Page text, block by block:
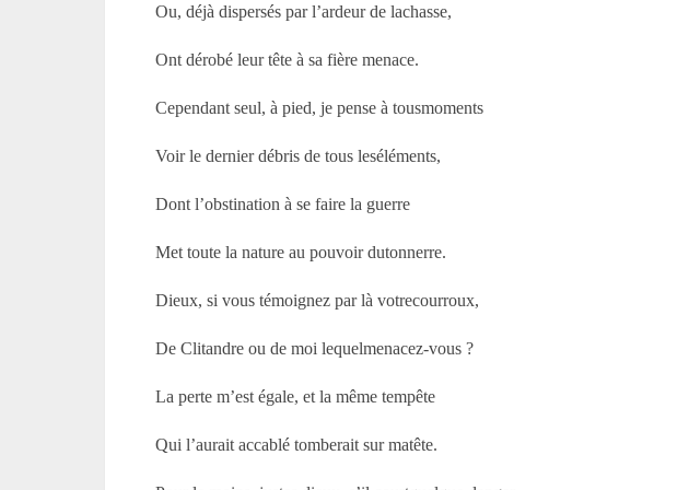
Ou, déjà dispersés par l’ardeur de lachasse,
Ont dérobé leur tête à sa fière menace.
Cependant seul, à pied, je pense à tousmoments
Voir le dernier débris de tous leséléments,
Dont l’obstination à se faire la guerre
Met toute la nature au pouvoir dutonnerre.
Dieux, si vous témoignez par là votrecourroux,
De Clitandre ou de moi lequelmenacez-vous ?
La perte m’est égale, et la même tempête
Qui l’aurait accablé tomberait sur matête.